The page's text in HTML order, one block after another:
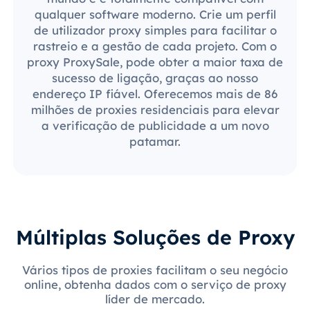
qualquer software moderno. Crie um perfil
de utilizador proxy simples para facilitar o
rastreio e a gestão de cada projeto. Com o
proxy ProxySale, pode obter a maior taxa de
sucesso de ligação, graças ao nosso
endereço IP fiável. Oferecemos mais de 86
milhões de proxies residenciais para elevar
a verificação de publicidade a um novo
patamar.
Múltiplas Soluções de Proxy
Vários tipos de proxies facilitam o seu negócio
online, obtenha dados com o serviço de proxy
líder de mercado.